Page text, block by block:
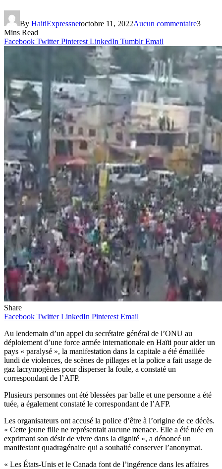
By HaitiExpressnetoctobre 11, 2022Aucun commentaire3
Mins Read
Facebook Twitter Pinterest LinkedIn Tumblr Email
Share
Facebook Twitter LinkedIn Pinterest Email
Au lendemain d’un appel du secrétaire général de l’ONU au
déploiement d’une force armée internationale en Haïti pour aider un
pays « paralysé », la manifestation dans la capitale a été émaillée
lundi de violences, de scènes de pillages et la police a fait usage de
gaz lacrymogènes pour disperser la foule, a constaté un
correspondant de l’AFP.
Plusieurs personnes ont été blessées par balle et une personne a été
tuée, a également constaté le correspondant de l’AFP.
Les organisateurs ont accusé la police d’être à l’origine de ce décès.
« Cette jeune fille ne représentait aucune menace. Elle a été tuée en
exprimant son désir de vivre dans la dignité », a dénoncé un
manifestant quadragénaire qui a souhaité conserver l’anonymat.
« Les États-Unis et le Canada font de l’ingérence dans les affaires